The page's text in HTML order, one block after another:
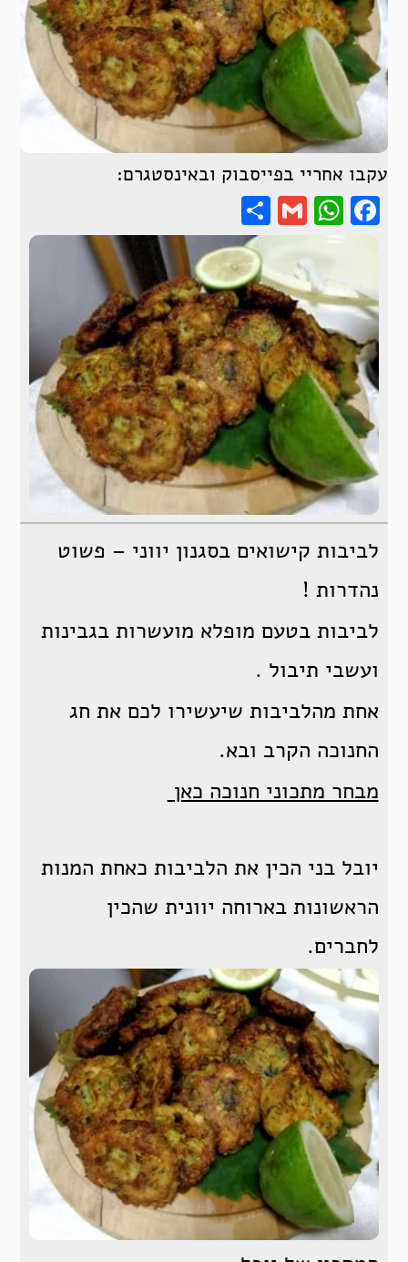
עקבו אחריי בפייסבוק ובאינסטגרם:
Facebook
WhatsApp
Gmail
לביבות קישואים בסגנון יווני – פשוט
נהדרות !
לביבות בטעם מופלא מועשרות בגבינות
ועשבי תיבול .
אחת מהלביבות שיעשירו לכם את חג
החנוכה הקרב ובא.
מבחר מתכוני חנוכה כאן
יובל בני הכין את הלביבות כאחת המנות
הראשונות בארוחה יוונית שהכין
לחברים.